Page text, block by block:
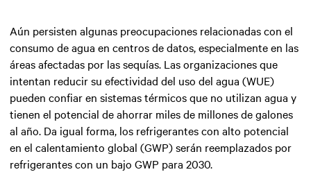
Aún persisten algunas preocupaciones relacionadas con el
consumo de agua en centros de datos, especialmente en las
áreas afectadas por las sequías. Las organizaciones que
intentan reducir su efectividad del uso del agua (WUE)
pueden confiar en sistemas térmicos que no utilizan agua y
tienen el potencial de ahorrar miles de millones de galones
al año. Da igual forma, los refrigerantes con alto potencial
en el calentamiento global (GWP) serán reemplazados por
refrigerantes con un bajo GWP para 2030.